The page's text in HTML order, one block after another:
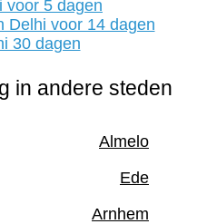
voor 5 dagen
Delhi voor 14 dagen
30 dagen
in andere steden
Almelo
Ede
Arnhem